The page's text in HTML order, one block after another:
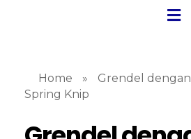
Home »
Grendel
Spring Knip